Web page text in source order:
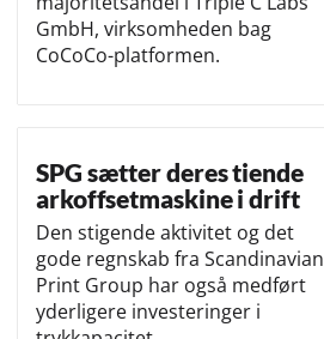
GmbH, virksomheden bag
CoCoCo-platformen.
SPG sætter deres tiende
arkoffsetmaskine i drift
Den stigende aktivitet og det
gode regnskab fra Scandinavian
Print Group har også medført
yderligere investeringer i